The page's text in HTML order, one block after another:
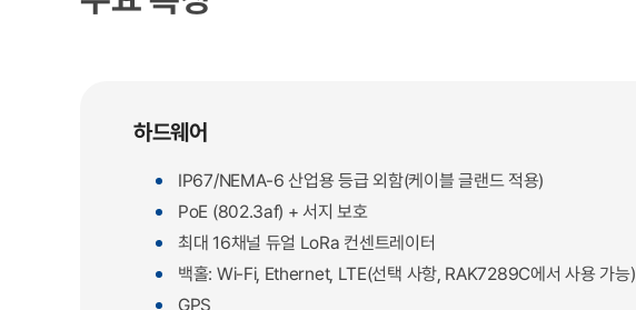
하드웨어
IP67/NEMA-6 산업용 등급 외함(케이블 글랜드 적용)
PoE (802.3af) + 서지 보호
최대 16채널 듀얼 LoRa 컨센트레이터
백홀: Wi-Fi, Ethernet, LTE(선택 사항, RAK7289C에서 사용 가능)
GPS